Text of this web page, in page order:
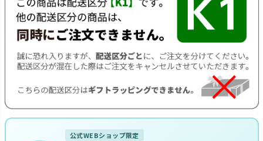
公式WEBショップ限定